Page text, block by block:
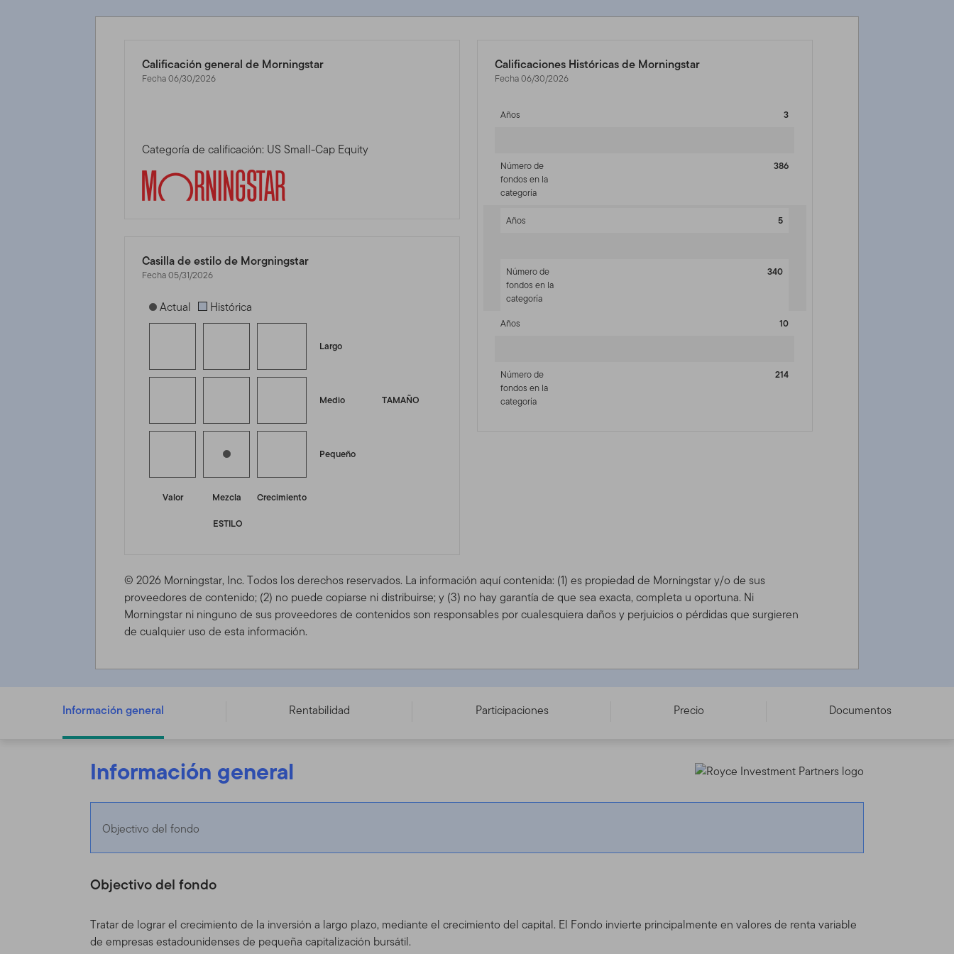
Calificación general de Morningstar
Fecha 06/30/2026
Categoría de calificación: US Small-Cap Equity
Casilla de estilo de Morgningstar
Fecha 05/31/2026
[products.morningstar-stylebox-title-sr-equity]
Actual Histórica
Largo
TAMAÑO
Medio
Pequeño
Valor Mezcla
Crecimiento
ESTILO
Calificaciones Históricas de Morningstar
Fecha 06/30/2026
Años 3
Número de
fondos en la
categoría
386
Años 5
Número de
fondos en la
categoría
340
Años 10
Número de
fondos en la
categoría
214
© 2026 Morningstar, Inc. Todos los derechos reservados. La información aquí contenida: (1) es propiedad de Morningstar y/o de sus
proveedores de contenido; (2) no puede copiarse ni distribuirse; y (3) no hay garantía de que sea exacta, completa u oportuna. Ni
Morningstar ni ninguno de sus proveedores de contenidos son responsables por cualesquiera daños y perjuicios o pérdidas que surgieren
de cualquier uso de esta información.
FTGF Royce US Smaller Companies Fund - A EUR DIS (A) - IE00B19Z1F40
Información general Rentabilidad Participaciones Precio Documentos
Información general
Objectivo del fondo
Objectivo del fondo
Tratar de lograr el crecimiento de la inversión a largo plazo, mediante el crecimiento del capital. El Fondo invierte principalmente en valores de renta variable
de empresas estadounidenses de pequeña capitalización bursátil.